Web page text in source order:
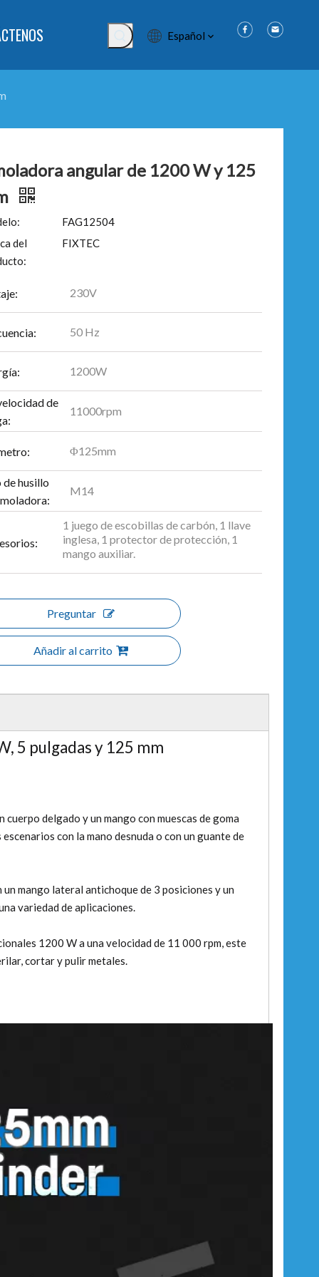
Español
angular de 1200 W y 125
FAG12504
del
FIXTEC
230V
50 Hz
1200W
de
11000rpm
Φ125mm
husillo
M14
1 juego de escobillas de carbón, 1 llave
inglesa, 1 protector de protección, 1
mango auxiliar.
Preguntar
Añadir al carrito
5 pulgadas y 125 mm
cuerpo delgado y un mango con muescas de goma
con la mano desnuda o con un guante de
un mango lateral antichoque de 3 posiciones y un
variedad de aplicaciones.
1200 W a una velocidad de 11 000 rpm, este
cortar y pulir metales.